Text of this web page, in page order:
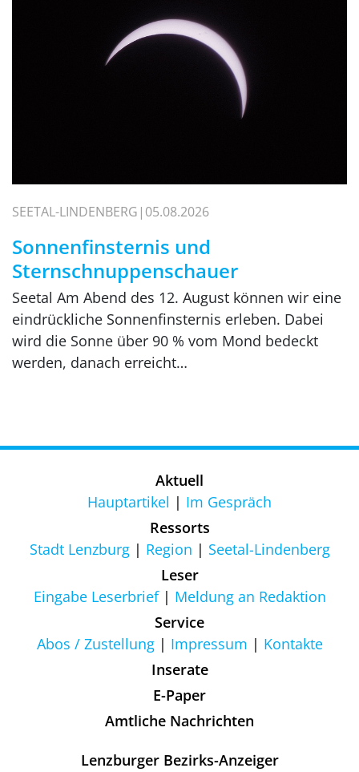
SEETAL-LINDENBERG 05.08.2026
Sonnenfinsternis und
Sternschnuppenschauer
Seetal Am Abend des 12. August können wir eine
eindrückliche Sonnenfinsternis erleben. Dabei
wird die Sonne über 90 % vom Mond bedeckt
werden, danach erreicht…
Aktuell
Hauptartikel
Im Gespräch
Ressorts
Stadt Lenzburg
Region
Seetal-Lindenberg
Leser
Eingabe Leserbrief
Meldung an Redaktion
Service
Abos / Zustellung
Impressum
Kontakte
Inserate
E-Paper
Amtliche Nachrichten
Lenzburger Bezirks-Anzeiger